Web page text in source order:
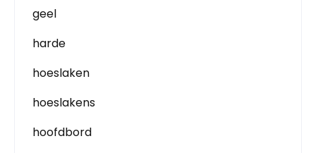
geel
harde
hoeslaken
hoeslakens
hoofdbord